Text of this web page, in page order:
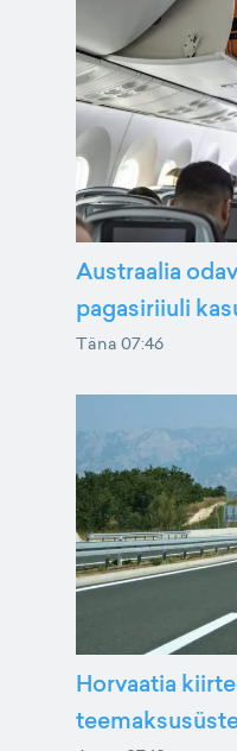
Austraalia
pagasiriiuli
Täna 07:46
Horvaatia